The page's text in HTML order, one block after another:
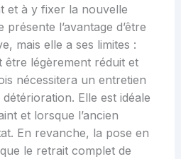
et à y fixer la nouvelle
l’avantage d’être
mais elle a ses limites :
être légèrement réduit et
nécessitera un entretien
Elle est idéale
et lorsque l’ancien
En revanche, la pose en
le retrait complet de